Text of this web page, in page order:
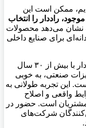
ممکن است این
راددار را انتخاب
نشان می‌دهد محصولات
برای صنایع داخلی
شرکت راددار با بیش از ۳۰ سال
صنعتی، به خوبی
این تجربه طولانی به
واقعی و اصلاح
است. حضور در
شرکت‌های